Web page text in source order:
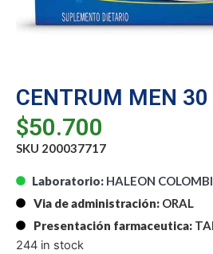
CENTRUM MEN
$50.700
SKU 200037717
Laboratorio: HALEON
Via de administración: ORAL
Presentación farmaceutica:
244 in stock